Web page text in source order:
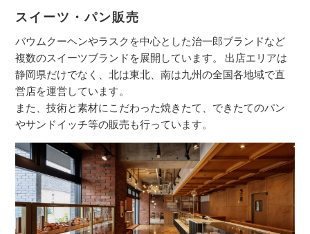
スイーツ・パン販売
バウムクーヘンやラスクを中心とした治一郎ブランドなど
複数のスイーツブランドを展開しています。 出店エリアは
静岡県だけでなく、北は東北、南は九州の全国各地域で直
営店を運営しています。
また、技術と素材にこだわった焼きたて、できたてのパン
やサンドイッチ等の販売も行っています。